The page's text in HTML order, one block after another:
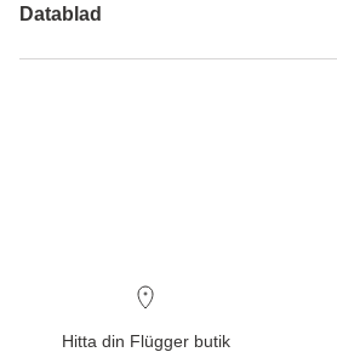
Datablad
Hitta din Flügger butik